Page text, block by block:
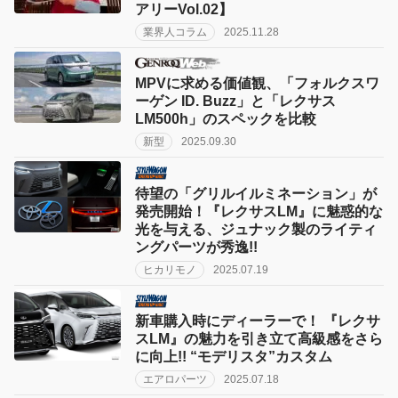
アリーVol.02】
業界人コラム 2025.11.28
MPVに求める価値観、「フォルクスワ
ーゲン ID. Buzz」と「レクサス
LM500h」のスペックを比較
新型 2025.09.30
待望の「グリルイルミネーション」が
発売開始！『レクサスLM』に魅惑的な
光を与える、ジュナック製のライティ
ングパーツが秀逸!!
ヒカリモノ 2025.07.19
新車購入時にディーラーで！ 『レクサ
スLM』の魅力を引き立て高級感をさら
に向上!! “モデリスタ”カスタム
エアロパーツ 2025.07.18